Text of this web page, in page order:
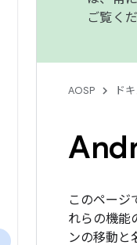
ご覧く
AOSP ド
このページ
れらの機能
ンの移動と